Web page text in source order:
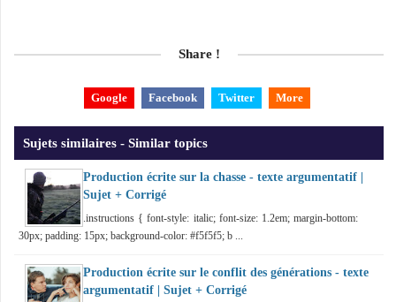
Share !
Google Facebook Twitter More
Sujets similaires - Similar topics
Production écrite sur la chasse - texte argumentatif |
Sujet + Corrigé
.instructions { font-style: italic; font-size: 1.2em; margin-bottom:
30px; padding: 15px; background-color: #f5f5f5; b ...
Production écrite sur le conflit des générations - texte
argumentatif | Sujet + Corrigé